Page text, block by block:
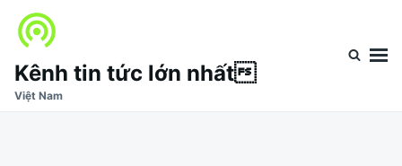
Nhảy
đến
nội
dung
Tìm
kiếm
cho:
Kênh tin tức lớn nhất
Việt Nam